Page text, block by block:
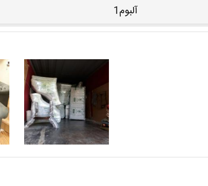
آلبوم1